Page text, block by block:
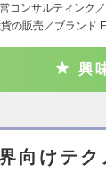
コンサルティング
の販売／ブランド
興
向けテク